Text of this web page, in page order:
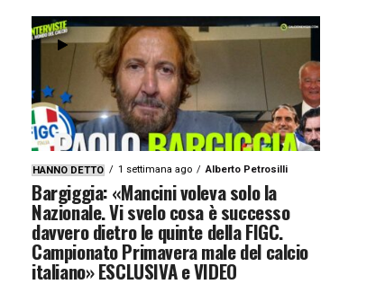
HANNO DETTO 1 settimana ago Alberto Petrosilli
Bargiggia: «Mancini voleva solo la
Nazionale. Vi svelo cosa è successo
davvero dietro le quinte della FIGC.
Campionato Primavera male del calcio
italiano» ESCLUSIVA e VIDEO